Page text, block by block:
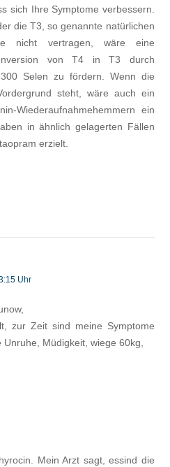
sich Ihre Symptome verbessern.
die T3, so genannte natürlichen
nicht vertragen, wäre eine
von T4 in T3 durch
Selen zu fördern. Wenn die
steht, wäre auch ein
Wiederaufnahmehemmern ein
in ähnlich gelagerten Fällen
erzielt.
Uhr
zur Zeit sind meine Symptome
Müdigkeit, wiege 60kg,
Mein Arzt sagt, essind die